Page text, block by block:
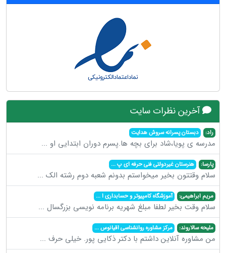
آخرین نظرات سایت
راد: دبستان پسرانه سروش هدایت
مدرسه ی پویا،شاد برای بچه ها.پسرم دوران ابتدایی او ...
پارسا: هنرستان غیردولتی فنی حرفه ای پ...
سلام وقتتون بخیر میخواستم بدونم شعبه دوم رشته الک ...
مریم ابراهیمی: آموزشگاه کامپیوتر و حسابداری ا...
سلام وقت بخیر لطفا مبلغ شهریه برنامه نویسی بزرگسال ...
ملیحه سالاروند: مرکز مشاوره روانشناسی اقیانوس...
من مشاوره آنلاین داشتم با دکتر ذکایی پور. خیلی حرف ...